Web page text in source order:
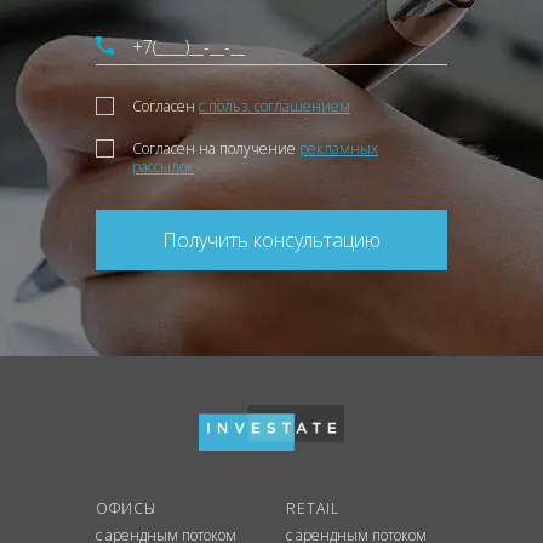
Согласен с польз. соглашением
Согласен на получение рекламных
рассылок
Получить консультацию
ОФИСЫ
с арендным потоком
RETAIL
с арендным потоком